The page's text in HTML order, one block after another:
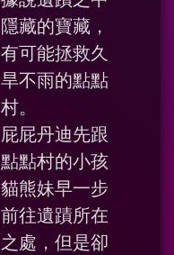
隱藏的寶藏，
有可能拯救久
旱不雨的點點
村。
屁屁丹迪先跟
點點村的小孩
貓熊妹早一步
前往遺蹟所在
之處，但是卻